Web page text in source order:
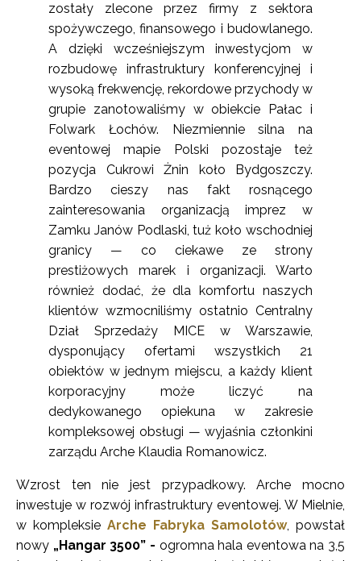
zostały zlecone przez firmy z sektora
spożywczego, finansowego i budowlanego.
A dzięki wcześniejszym inwestycjom w
rozbudowę infrastruktury konferencyjnej i
wysoką frekwencję, rekordowe przychody w
grupie zanotowaliśmy w obiekcie Pałac i
Folwark Łochów. Niezmiennie silna na
eventowej mapie Polski pozostaje też
pozycja Cukrowi Żnin koło Bydgoszczy.
Bardzo cieszy nas fakt rosnącego
zainteresowania organizacją imprez w
Zamku Janów Podlaski, tuż koło wschodniej
granicy — co ciekawe ze strony
prestiżowych marek i organizacji. Warto
również dodać, że dla komfortu naszych
klientów wzmocniliśmy ostatnio Centralny
Dział Sprzedaży MICE w Warszawie,
dysponujący ofertami wszystkich 21
obiektów w jednym miejscu, a każdy klient
korporacyjny może liczyć na
dedykowanego opiekuna w zakresie
kompleksowej obsługi — wyjaśnia członkini
zarządu Arche Klaudia Romanowicz.
Wzrost ten nie jest przypadkowy. Arche mocno
inwestuje w rozwój infrastruktury eventowej. W Mielnie,
w kompleksie Arche Fabryka Samolotów, powstał
nowy „Hangar 3500” - ogromna hala eventowa na 3,5